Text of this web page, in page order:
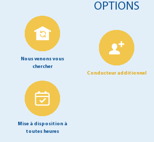
Nous venons vous
chercher
Mise à disposition à
toutes heures
OPTIONS
Conducteur additionnel